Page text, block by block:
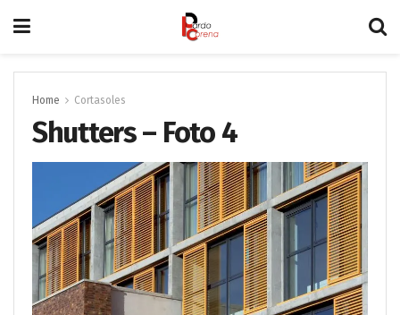
Home Cortasoles
Shutters – Foto 4